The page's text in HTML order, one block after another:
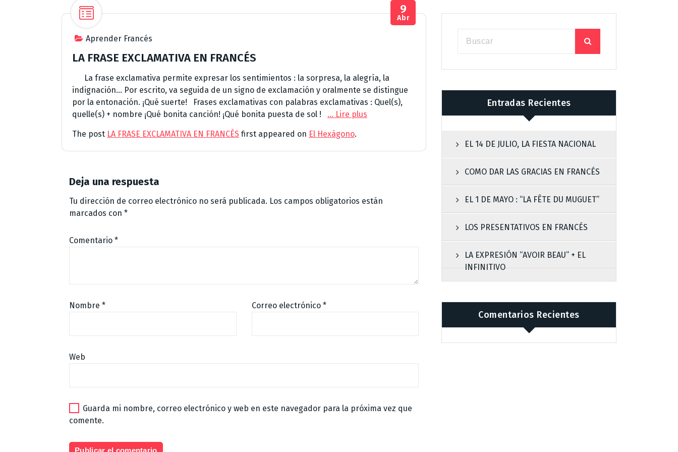
Aprender Francés
9
Abr
LA FRASE EXCLAMATIVA EN FRANCÉS
La frase exclamativa permite expresar los sentimientos : la sorpresa, la alegría, la
indignación… Por escrito, va seguida de un signo de exclamación y oralmente se distingue
por la entonación. ¡Qué suerte! Frases exclamativas con palabras exclamativas : Quel(s),
quelle(s) + nombre ¡Qué bonita canción! ¡Qué bonita puesta de sol ! … Lire plus
The post LA FRASE EXCLAMATIVA EN FRANCÉS first appeared on El Hexágono.
Deja una respuesta
Tu dirección de correo electrónico no será publicada. Los campos obligatorios están
marcados con *
Comentario *
Nombre * Correo electrónico *
Web
Guarda mi nombre, correo electrónico y web en este navegador para la próxima vez que
comente.
Entradas Recientes
EL 14 DE JULIO, LA FIESTA NACIONAL
COMO DAR LAS GRACIAS EN FRANCÉS
EL 1 DE MAYO : “LA FÊTE DU MUGUET”
LOS PRESENTATIVOS EN FRANCÉS
LA EXPRESIÓN “AVOIR BEAU” + EL
INFINITIVO
Comentarios Recientes